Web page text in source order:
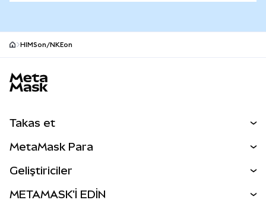
HIMSon/NKEon
Takas et
Perps
RWA'lar
MetaMask Para
Geliştiriciler
METAMASK'İ EDİN